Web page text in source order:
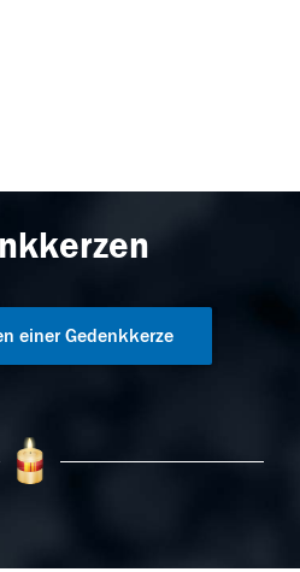
einer Gedenkkerze